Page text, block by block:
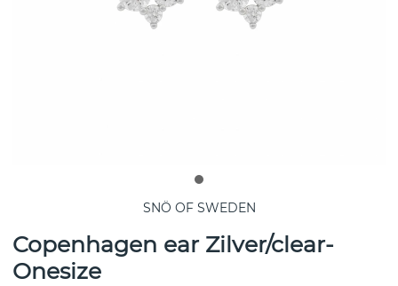
SNÖ OF SWEDEN
Copenhagen ear Zilver/clear-
Onesize